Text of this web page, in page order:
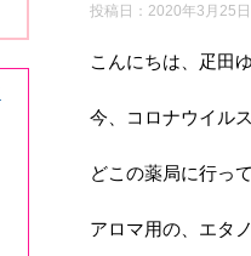
投稿日： 2020年3月25日
こんにちは、疋田
今、コロナウイル
どこの薬局に行っ
アロマ用の、エタ